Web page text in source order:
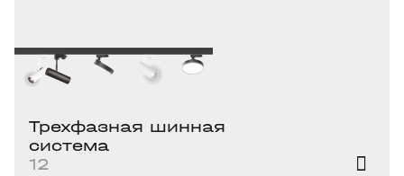
Трехфазная шинная
система
12